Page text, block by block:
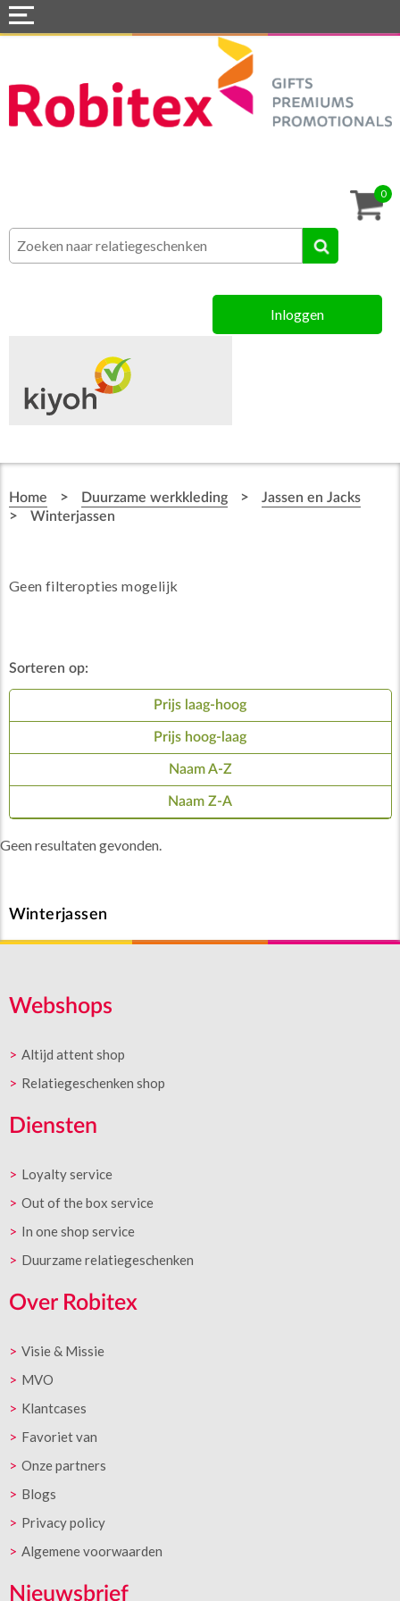
0
Inloggen
Webshops
Textiel
Home > Duurzame werkkleding > Jassen en Jacks
> Winterjassen
Geen filteropties mogelijk
Sorteren op:
Prijs laag-hoog
Prijs hoog-laag
Naam A-Z
Naam Z-A
Geen resultaten gevonden.
Winterjassen
Webshops
Altijd attent shop
Relatiegeschenken shop
Diensten
Loyalty service
Out of the box service
In one shop service
Duurzame relatiegeschenken
Over Robitex
Visie & Missie
MVO
Klantcases
Favoriet van
Onze partners
Blogs
Privacy policy
Algemene voorwaarden
Nieuwsbrief